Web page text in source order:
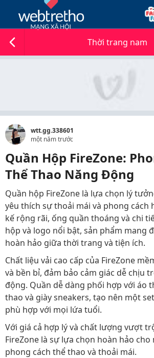
Thời trang nam
wtt.gg.338601
một năm trước
Quần Hộp FireZone:
Thể Thao Năng Động
Quần hộp FireZone là lựa chọn lý
yêu thích sự thoải mái và phong cách
kế rộng rãi, ống quần thoáng và chi
hộp và logo nổi bật, sản phẩm mang
hoàn hảo giữa thời trang và tiện ích.
Chất liệu vải cao cấp của FireZone
và bền bỉ, đảm bảo cảm giác dễ chịu
động. Quần dễ dàng phối hợp với áo
thao và giày sneakers, tạo nên một
phù hợp với mọi lứa tuổi.
Với giá cả hợp lý và chất lượng vượt
FireZone là sự lựa chọn hoàn hảo
phong cách thể thao và thoải mái.